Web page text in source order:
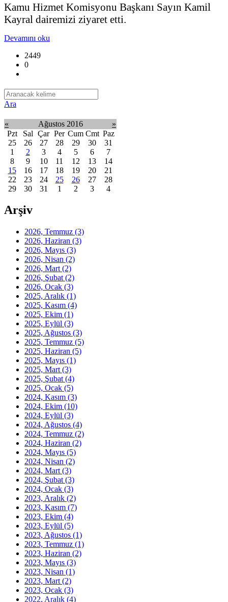
Kamu Hizmet Komisyonu Başkanı Sayın Kamil
Kayral dairemizi ziyaret etti.
Devamını oku
2449
0
Ara
« Ağustos 2016
»
Pzt
Sal Çar Per Cum Cmt Paz
25
26 27 28 29 30
31
1
2 3 4 5 6
7
8
9 10 11 12 13
14
15
16 17 18 19 20
21
22
23 24 25 26 27
28
29
30 31 1 2 3 4
Arşiv
2026, Temmuz (3)
2026, Haziran (3)
2026, Mayıs (3)
2026, Nisan (2)
2026, Mart (2)
2026, Şubat (2)
2026, Ocak (3)
2025, Aralık (1)
2025, Kasım (4)
2025, Ekim (1)
2025, Eylül (3)
2025, Ağustos (3)
2025, Temmuz (5)
2025, Haziran (5)
2025, Mayıs (1)
2025, Mart (3)
2025, Şubat (4)
2025, Ocak (5)
2024, Kasım (3)
2024, Ekim (10)
2024, Eylül (3)
2024, Ağustos (4)
2024, Temmuz (2)
2024, Haziran (2)
2024, Mayıs (5)
2024, Nisan (2)
2024, Mart (3)
2024, Şubat (3)
2024, Ocak (3)
2023, Aralık (2)
2023, Kasım (7)
2023, Ekim (4)
2023, Eylül (5)
2023, Ağustos (1)
2023, Temmuz (1)
2023, Haziran (2)
2023, Mayıs (3)
2023, Nisan (1)
2023, Mart (2)
2023, Ocak (3)
2022, Aralık (4)